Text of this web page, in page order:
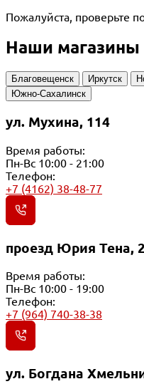
Пожалуйста, проверьте
Наши магазины
Благовещенск Иркутск
Южно-Сахалинск
ул. Мухина, 114
Время работы:
Пн-Вс 10:00 - 21:00
Телефон:
+7 (4162) 38-48-77
проезд Юрия Тена,
Время работы:
Пн-Вс 10:00 - 19:00
Телефон:
+7 (964) 740-38-38
ул. Богдана